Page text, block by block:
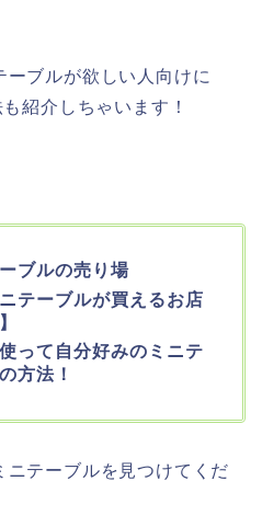
ーブルが欲しい人向けに
紹介しちゃいます！
ブルの売り場
テーブルが買えるお店
って自分好みのミニテ
方法！
テーブルを見つけてくだ